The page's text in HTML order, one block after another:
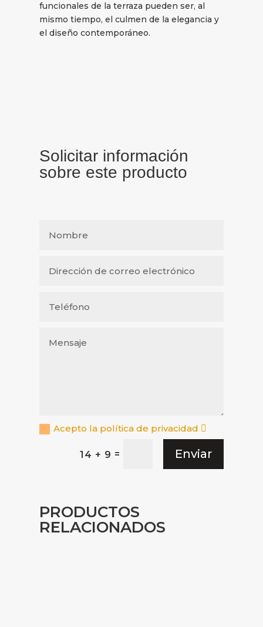
funcionales de la terraza pueden ser, al
mismo tiempo, el culmen de la elegancia y
el diseño contemporáneo.
Solicitar información
sobre este producto
Acepto la política de privacidad
14 + 9 = Enviar
PRODUCTOS
RELACIONADOS